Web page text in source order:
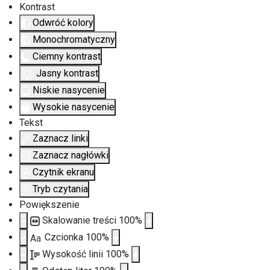
Kontrast
Odwróć kolory
Monochromatyczny
Ciemny kontrast
Jasny kontrast
Niskie nasycenie
Wysokie nasycenie
Tekst
Zaznacz linki
Zaznacz nagłówki
Czytnik ekranu
Tryb czytania
Powiększenie
Skalowanie treści 100%
Aa Czcionka 100%
Wysokość linii 100%